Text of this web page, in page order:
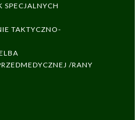
SPECJALNYCH
TAKTYCZNO-
/RANY